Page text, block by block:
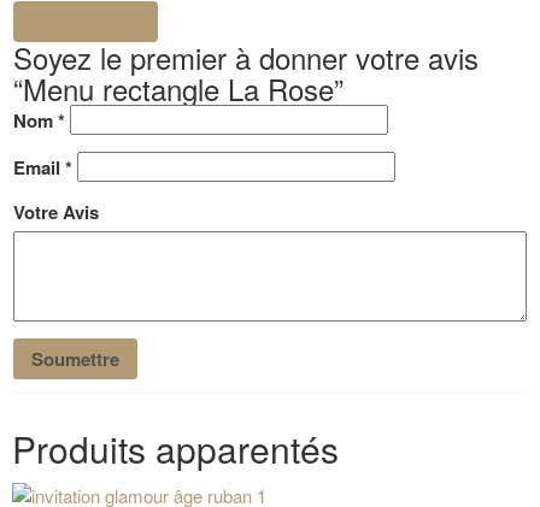
Soyez le premier à donner votre avis
“Menu rectangle La Rose”
Nom*
Email *
Votre Avis
Produits apparentés